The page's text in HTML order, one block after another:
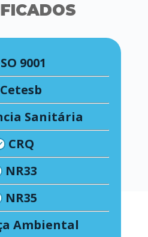
9001
Cetesb
Sanitária
CRQ
NR33
NR35
Ambiental